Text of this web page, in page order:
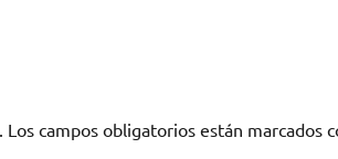
Los campos obligatorios están marcados